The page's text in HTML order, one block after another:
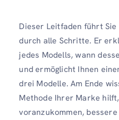
Dieser Leitfaden führt
durch alle Schritte. Er
jedes Modells, wann
und ermöglicht Ihnen
drei Modelle. Am Ende
Methode Ihrer Marke
voranzukommen,